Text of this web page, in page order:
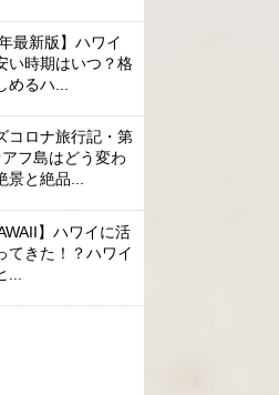
最新版】ハワイ
い時期はいつ？格
めるハ...
コロナ旅行記・第
フ島はどう変わ
景と絶品...
】ハワイに活
てきた！？ハワイ